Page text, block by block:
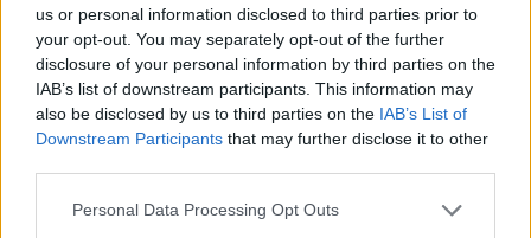
us or personal information disclosed to third parties prior to
your opt-out. You may separately opt-out of the further
disclosure of your personal information by third parties on the
IAB’s list of downstream participants. This information may
also be disclosed by us to third parties on the IAB’s List of
Downstream Participants that may further disclose it to other
Personal Data Processing Opt Outs
beammeup |Předmět:RE: ... 14.08.22 21:46:45
#80286
Reakce na příspěvek#80276
Slyšel jsi to jak Putin škemrá v Phonyangu o 100 000
vojaku?